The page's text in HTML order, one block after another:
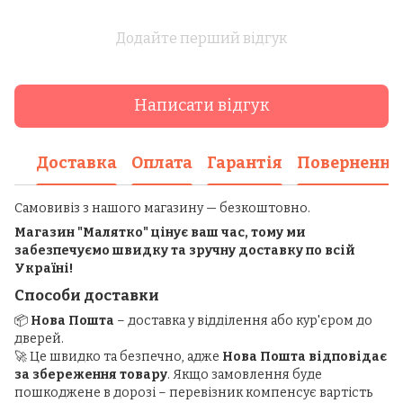
Додайте перший відгук
Написати відгук
Доставка Оплата Гарантія Повернення
Самовивіз з нашого магазину — безкоштовно.
Магазин "Малятко" цінує ваш час, тому ми
забезпечуємо швидку та зручну доставку по всій
Україні!
Способи доставки
📦 Нова Пошта – доставка у відділення або кур'єром до
дверей.
🚀 Це швидко та безпечно, адже Нова Пошта відповідає
за збереження товару. Якщо замовлення буде
пошкоджене в дорозі – перевізник компенсує вартість